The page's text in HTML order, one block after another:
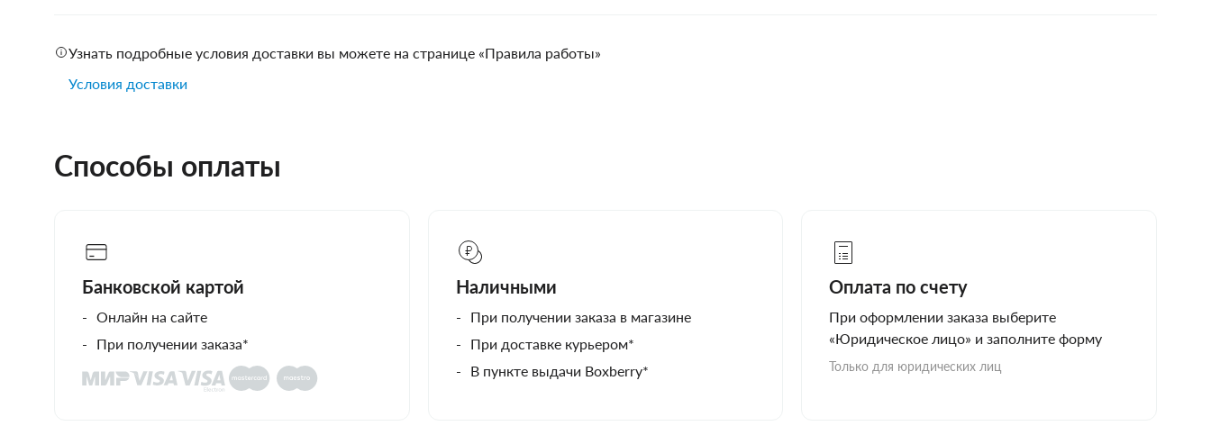
Узнать подробные условия доставки вы можете на странице «Правила работы»
Условия доставки
Способы оплаты
Банковской картой
Онлайн на сайте
При получении заказа*
Наличными
При получении заказа в магазине
При доставке курьером*
В пункте выдачи Boxberry*
Оплата по счету
При оформлении заказа выберите
«Юридическое лицо» и заполните форму
Только для юридических лиц